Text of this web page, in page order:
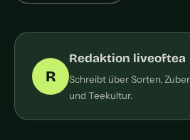
R
Redaktion liveoftea
Schreibt über Sorten,
und Teekultur.